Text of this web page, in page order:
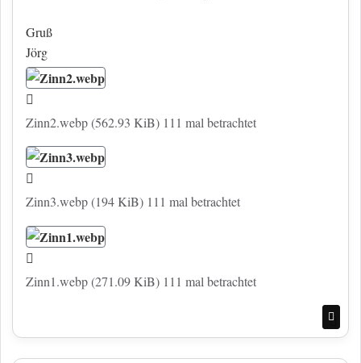
Gruß
Jörg
Zinn2.webp (562.93 KiB) 111 mal betrachtet
Zinn3.webp (194 KiB) 111 mal betrachtet
Zinn1.webp (271.09 KiB) 111 mal betrachtet